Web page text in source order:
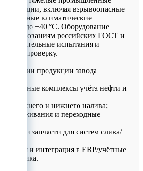
включая взрывоопасные
климатические
от –60 до +40 °C. Оборудование
требованиям российских ГОСТ и
обязательные испытания и
проверку.
продукции завода
комплексы учёта нефти и
для верхнего и нижнего налива;
обслуживания и переходные
и запчасти для систем слива/
и интеграция в ERP/учётные
заказчика.